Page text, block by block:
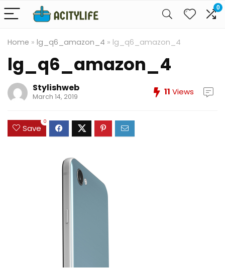
0
Home » lg_q6_amazon_4 » lg_q6_amazon_4
lg_q6_amazon_4
Stylishweb
March 14, 2019 11 Views
Save
0